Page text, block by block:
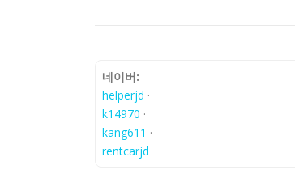
네이버:
helperjd ·
k14970 ·
kang611 ·
rentcarjd